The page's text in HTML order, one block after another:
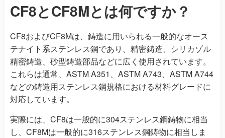
CF8とCF8Mとは何ですか？
CF8およびCF8Mは、鋳造に用いられる一般的なオース
テナイト系ステンレス鋼であり、精密鋳造、シリカゾル
精密鋳造、砂型鋳造部品などに広く使用されています。
これらは通常、ASTM A351、ASTM A743、ASTM A744
などの鋳造用ステンレス鋼規格における材料グレードに
対応しています。
実際には、CF8は一般的に304ステンレス鋼鋳物に相当
し、CF8Mは一般的に316ステンレス鋼鋳物に相当しま